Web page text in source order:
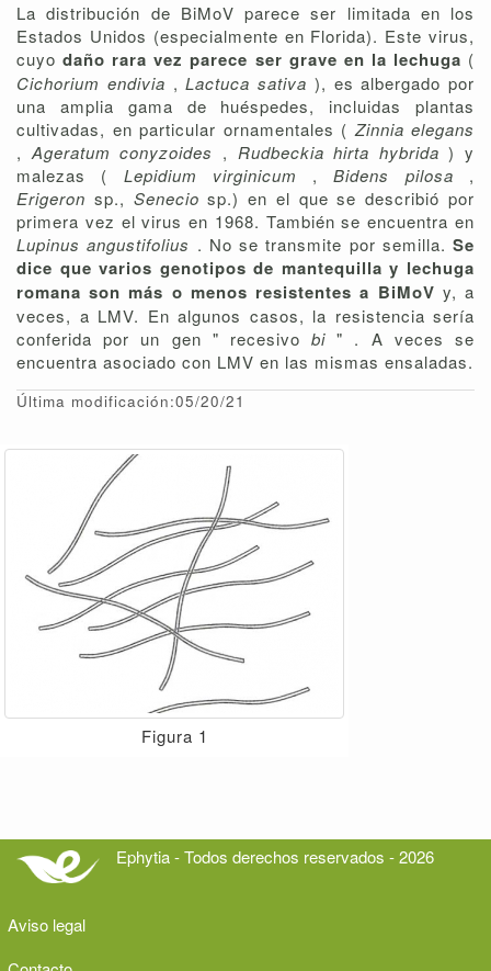
La distribución de BiMoV parece ser limitada en los
Estados Unidos (especialmente en Florida). Este virus,
cuyodaño rara vez parece ser grave en la lechuga (
Cichorium endivia ,Lactuca sativa ), es albergado por
una amplia gama de huéspedes, incluidas plantas
cultivadas, en particular ornamentales (Zinnia elegans
,Ageratum conyzoides , Rudbeckia hirta hybrida) y
malezas ( Lepidium virginicum ,Bidens pilosa ,
Erigeron sp., Seneciosp.) en el que se describió por
primera vez el virus en 1968. También se encuentra en
Lupinus angustifolius . No se transmite por semilla. Se
dice que varios genotipos de mantequilla y lechuga
romana son más o menos resistentes a BiMoV y, a
veces, a LMV. En algunos casos, la resistencia sería
conferida por un gen " recesivobi" . A veces se
encuentra asociado con LMV en las mismas ensaladas.
Última modificación:05/20/21
Figura 1
Ephytia - Todos derechos reservados - 2026
Aviso legal